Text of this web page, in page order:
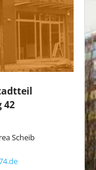
42
Scheib